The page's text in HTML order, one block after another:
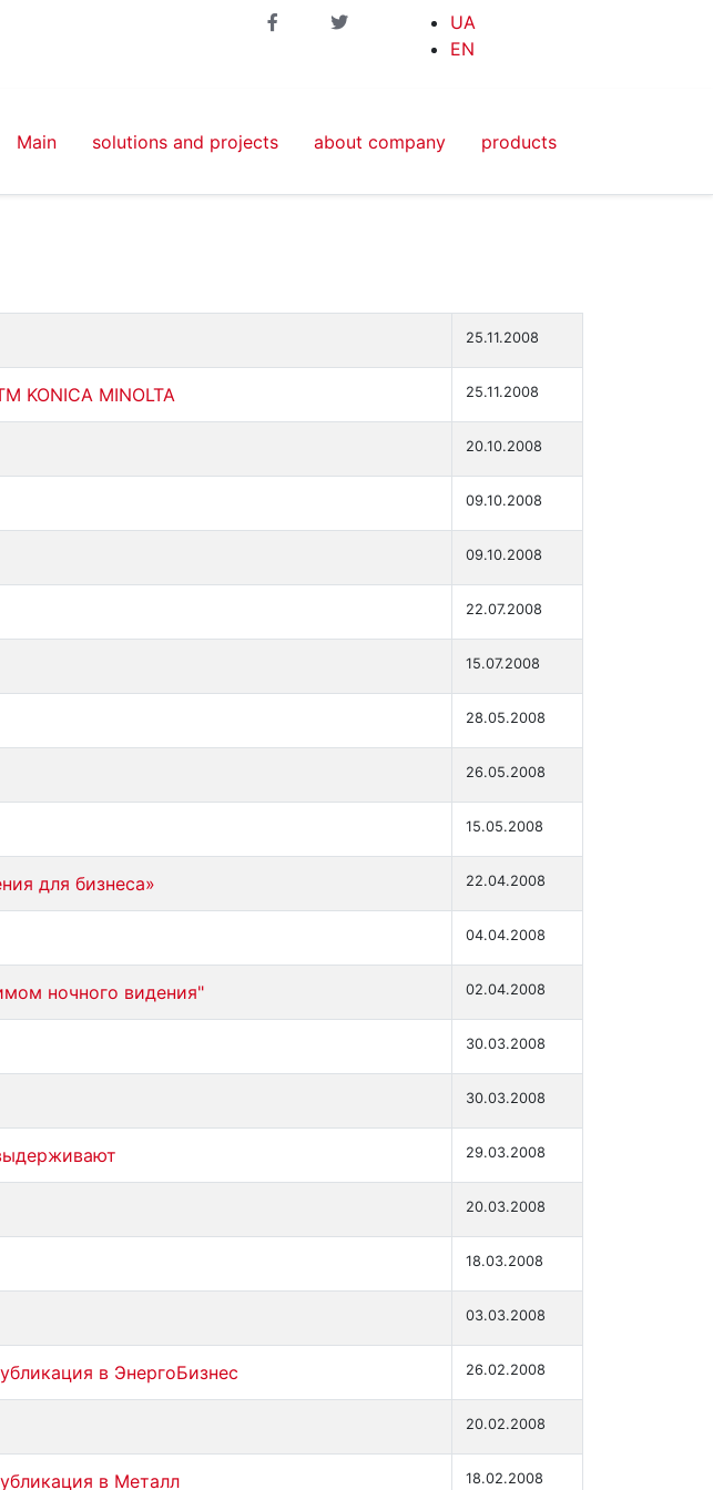
UA
EN
Main solutions and projects about company products
25.11.2008
KONICA MINOLTA 25.11.2008
20.10.2008
09.10.2008
09.10.2008
22.07.2008
15.07.2008
28.05.2008
26.05.2008
15.05.2008
для бизнеса» 22.04.2008
04.04.2008
ночного видения" 02.04.2008
30.03.2008
30.03.2008
29.03.2008
20.03.2008
18.03.2008
03.03.2008
в ЭнергоБизнес 26.02.2008
20.02.2008
в Металл 18.02.2008